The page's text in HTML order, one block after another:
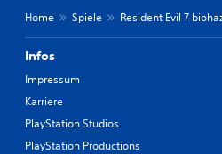
Home Spiele Resident Evil 7
Infos
Impressum
Karriere
PlayStation Studios
PlayStation Productions